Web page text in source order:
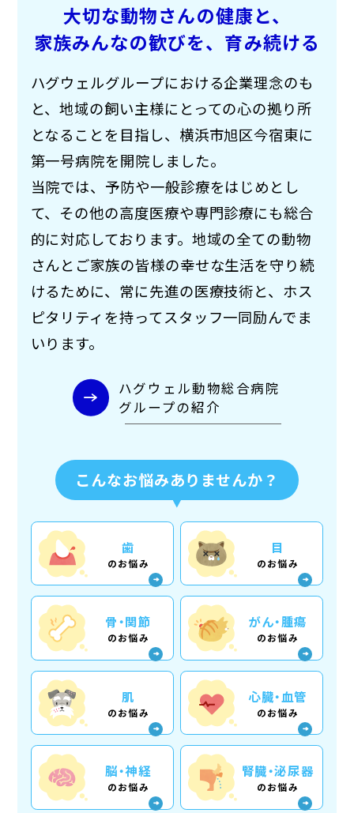
大切な動物さんの健康と、
家族みんなの歓びを、 育み続ける
ハグウェルグループにおける企業理念のも
と、地域の飼い主様にとっての心の拠り所
となることを目指し、横浜市旭区今宿東に
第一号病院を開院しました。
当院では、予防や一般診療をはじめとし
て、その他の高度医療や専門診療にも総合
的に対応しております。地域の全ての動物
さんとご家族の皆様の幸せな生活を守り続
けるために、常に先進の医療技術と、ホス
ピタリティを持ってスタッフ一同励んでま
いります。
ハグウェル動物総合病院
グループの紹介
こんなお悩みありませんか？
歯
のお悩み
目
のお悩み
骨・関節
のお悩み
がん・腫瘍
のお悩み
肌
のお悩み
心臓・血管
のお悩み
脳・神経
のお悩み
腎臓・泌尿器
のお悩み